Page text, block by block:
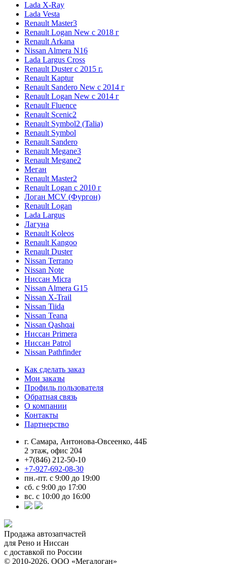
Lada X-Ray
Lada Vesta
Renault Master3
Renault Logan New с 2018 г
Renault Arkana
Nissan Almera N16
Lada Largus Cross
Renault Duster с 2015 г.
Renault Kaptur
Renault Sandero New с 2014 г
Renault Logan New с 2014 г
Renault Fluence
Renault Scenic2
Renault Symbol2 (Talia)
Renault Symbol
Renault Sandero
Renault Megane3
Renault Megane2
Меган
Renault Master2
Renault Logan c 2010 г
Логан МСV (Фургон)
Renault Logan
Lada Largus
Лагуна
Renault Koleos
Renault Kangoo
Renault Duster
Nissan Terrano
Nissan Note
Ниссан Micra
Nissan Almera G15
Nissan X-Trail
Nissan Tiida
Nissan Teana
Nissan Qashqai
Ниссан Primera
Ниссан Patrol
Nissan Pathfinder
Как сделать заказ
Мои заказы
Профиль пользователя
Обратная связь
О компании
Контакты
Партнерство
г. Самара, Антонова-Овсеенко, 44Б
2 этаж, офис 204
+7(846) 212-50-10
+7-927-692-08-30
пн.-пт. с 9:00 до 19:00
сб. с 9:00 до 17:00
вс. с 10:00 до 16:00
Продажа автозапчастей
для Рено и Ниссан
с доставкой по России
© 2010-2026, ООО «Мегалоган»